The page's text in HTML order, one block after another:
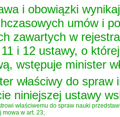
i obowiązki
umów i
zawartych w
i 12 ustawy, o
wstępuje minister
właściwy do
niniejszej ustawy
właściwemu do spraw nauki
mowa w art. 23;